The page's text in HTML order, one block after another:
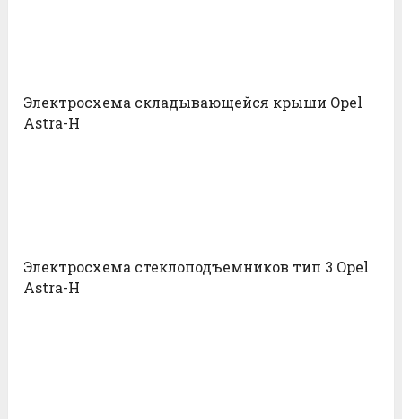
Электросхема складывающейся крыши Opel
Astra-H
Электросхема стеклоподъемников тип 3 Opel
Astra-H